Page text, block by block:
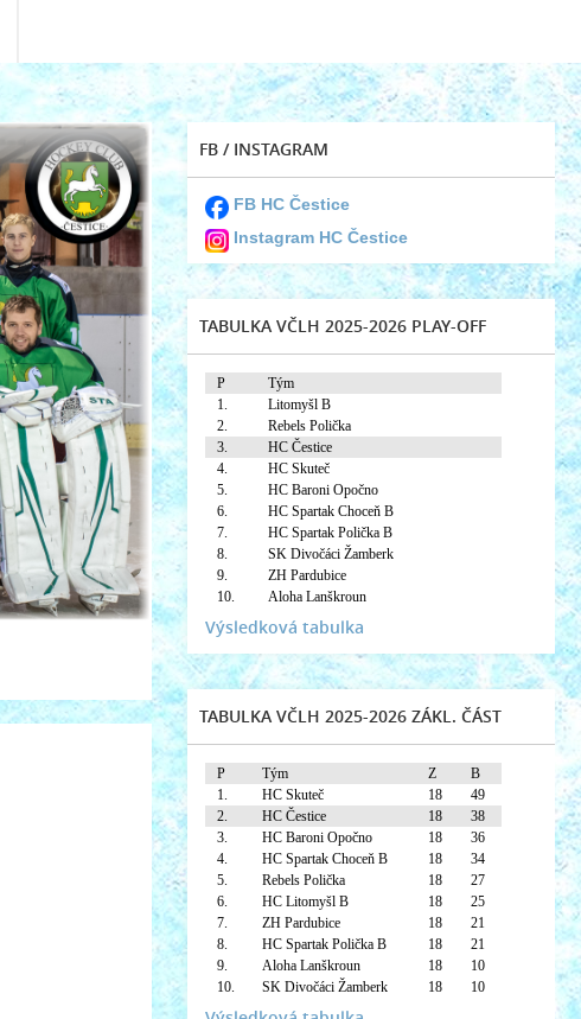
FB / INSTAGRAM
FB HC Čestice
Instagram HC Čestice
TABULKA VČLH 2025-2026 PLAY-OFF
P
Tým
1.
Litomyšl B
2.
Rebels Polička
3.
HC Čestice
4.
HC Skuteč
5.
HC Baroni Opočno
6.
HC Spartak Choceň B
7.
HC Spartak Polička B
8.
SK Divočáci Žamberk
9.
ZH Pardubice
10.
Aloha Lanškroun
Výsledková tabulka
TABULKA VČLH 2025-2026 ZÁKL. ČÁST
P Tým Z
B
1.
HC Skuteč 18
49
2.
HC Čestice 18
38
3.
HC Baroni Opočno 18
36
4.
HC Spartak Choceň B 18
34
5.
Rebels Polička 18
27
6.
HC Litomyšl B 18
25
7.
ZH Pardubice 18
21
8.
HC Spartak Polička B 18
21
9.
Aloha Lanškroun 18
10
10.
SK Divočáci Žamberk 18 10